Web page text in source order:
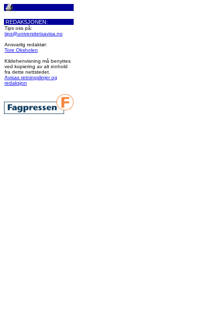
REDAKSJONEN:
Tips oss på:
tips@universitetsavisa.no
Ansvarlig redaktør:
Tore Oksholen
Kildehenvisning må benyttes
ved kopiering av alt innhold
fra dette nettstedet.
Avisas retningslinjer og
redaksjon